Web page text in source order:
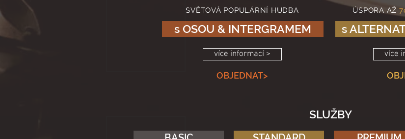
SVĚTOVÁ POPULÁRNÍ HUDBA
s OSOU & INTERGRAMEM
více informací >
ÚSPORA AŽ
s
více
SLUŽBY
OBJEDNAT>